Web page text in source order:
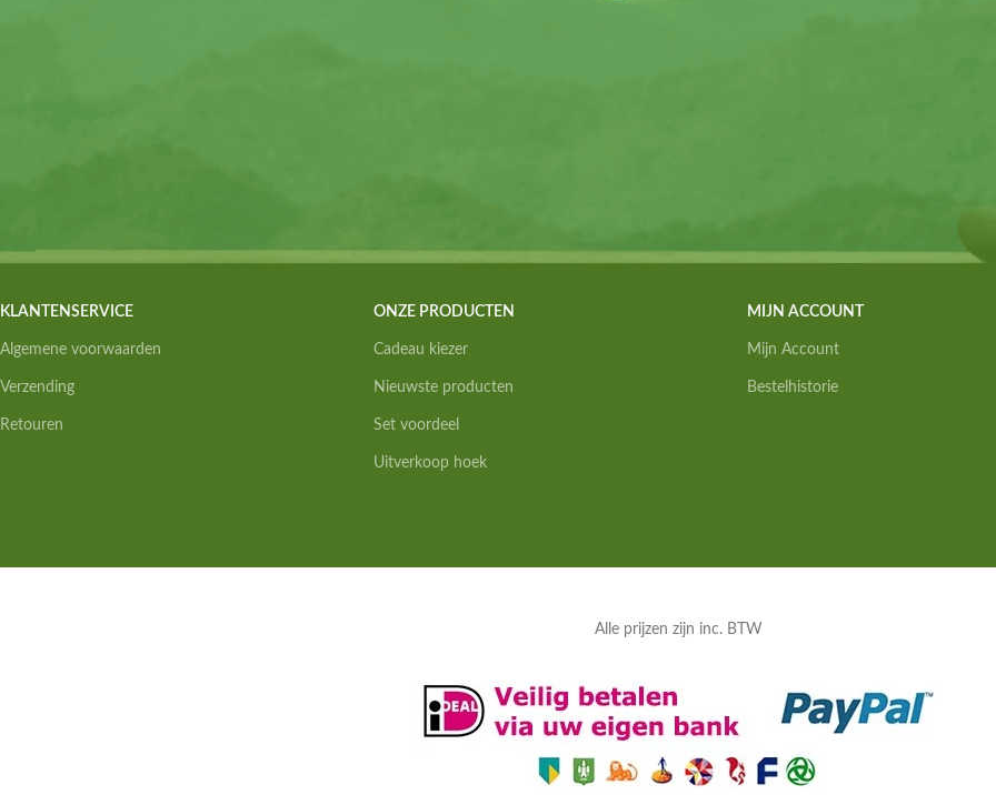
KLANTENSERVICE
Algemene voorwaarden
Verzending
Retouren
ONZE PRODUCTEN
Cadeau kiezer
Nieuwste producten
Set voordeel
Uitverkoop hoek
MIJN ACCOUNT
Mijn Account
Bestelhistorie
Alle prijzen zijn inc. BTW